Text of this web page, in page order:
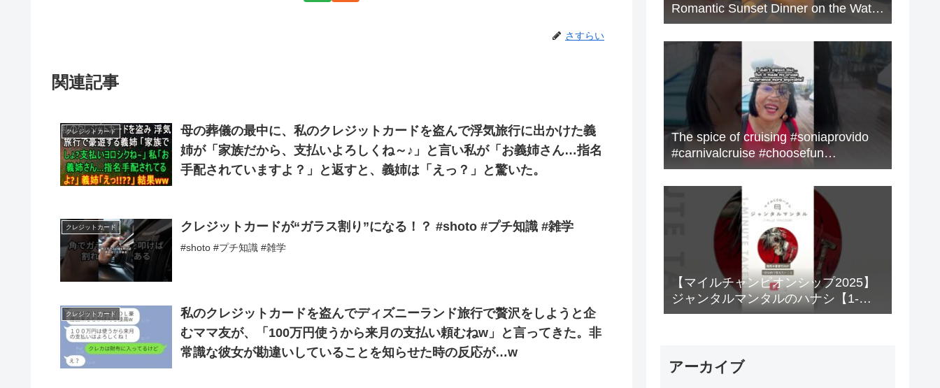
さすらい
関連記事
クレジットカード
母の葬儀の最中に、私のクレジットカードを盗んで浮気旅行に出かけた義
姉が「家族だから、支払いよろしくね～♪」と言い私が「お義姉さん…指名
手配されていますよ？」と返すと、義姉は「えっ？」と驚いた。
クレジットカード クレジットカードが“ガラス割り”になる！？ #shoto #プチ知識 #雑学
#shoto #プチ知識 #雑学
クレジットカード
私のクレジットカードを盗んでディズニーランド旅行で贅沢をしようと企
むママ友が、「100万円使うから来月の支払い頼むねw」と言ってきた。非
常識な彼女が勘違いしていることを知らせた時の反応が…w
Romantic Sunset Dinner on the Water
🇹🇷✨
The spice of cruising #soniaprovido
#carnivalcruise #choosefun
#adventure #cruise #fun
【マイルチャンピオンシップ2025】
ジャンタルマンタルのハナシ【1-
MINUTE】#競馬
アーカイブ